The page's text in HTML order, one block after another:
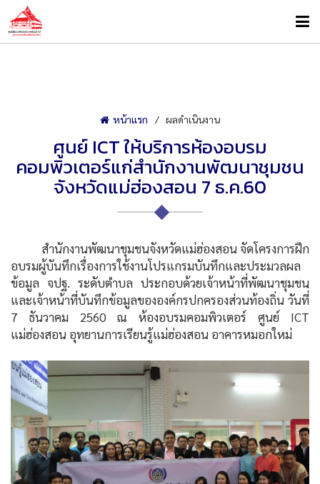
หน้าแรก ผลดำเนินงาน
ศูนย์ ICT ให้บริการห้องอบรม
คอมพิวเตอร์แก่สำนักงานพัฒนาชุมชน
จังหวัดแม่ฮ่องสอน 7 ธ.ค.60
สำนักงานพัฒนาชุมชนจังหวัดแม่ฮ่องสอน จัดโครงการฝึก
อบรมผู้บันทึกเรื่องการใช้งานโปรแกรมบันทึกและประมวลผล
ข้อมูล จปฐ. ระดับตำบล ประกอบด้วยเจ้าหน้าที่พัฒนาชุมชน
และเจ้าหน้าที่บันทึกข้อมูลขององค์กรปกครองส่วนท้องถิ่น วันที่่
7 ธันวาคม 2560 ณ ห้องอบรมคอมพิวเตอร์ ศูนย์ ICT
แม่ฮ่องสอน อุทยานการเรียนรู้แม่ฮ่องสอน อาคารหมอกใหม่